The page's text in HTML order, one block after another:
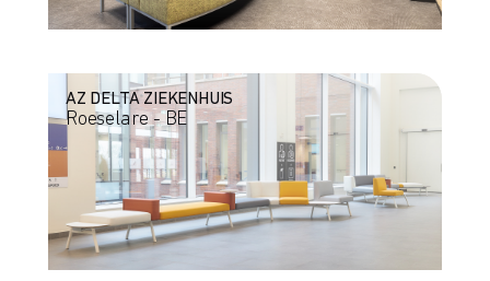
AZ DELTA ZIEKENHUIS
Roeselare - BE